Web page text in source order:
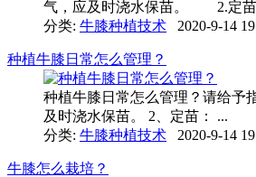
气，应及时浇水保苗。 2.定苗
分类: 牛膝种植技术 2020-9-14
种植牛膝日常怎么管理？
种植牛膝日常怎么管理？请给予
及时浇水保苗。 2、定苗： ...
分类: 牛膝种植技术 2020-9-14
牛膝怎么栽培？